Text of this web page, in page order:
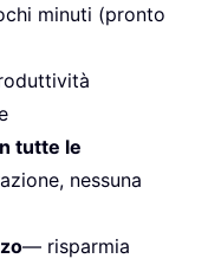
minuti (pronto
tutte le
nessuna
— risparmia